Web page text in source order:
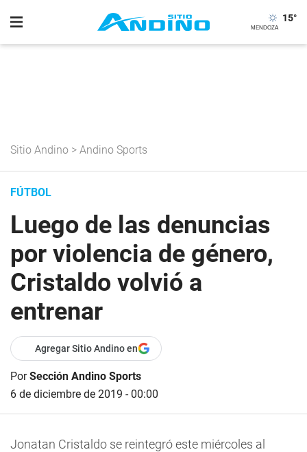
15°
Sitio Andino > Andino Sports
FÚTBOL
Luego de las denuncias
por violencia de género,
Cristaldo volvió a
entrenar
Agregar Sitio Andino en
PorSección Andino Sports
6 de diciembre de 2019 - 00:00
Jonatan Cristaldo se reintegró este miércoles al